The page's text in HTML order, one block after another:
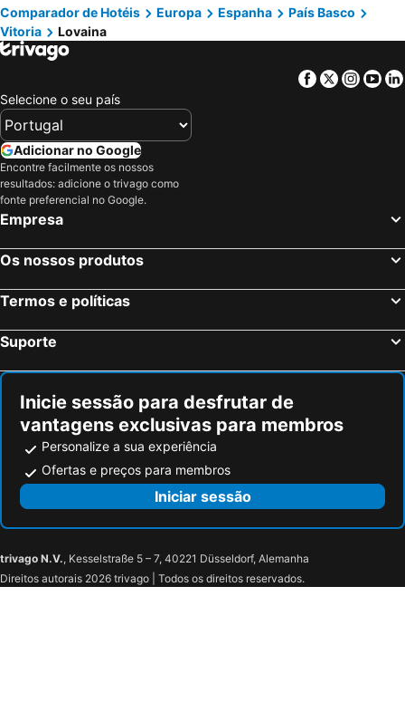
Estadio de San Mamés
Estación de esquí Alto Campoo
Donostiako
Estación de Esquí de Astún
Parque da Natureza de Cabárceno
Centro de Interpretación del Litoral
Las Arenas
Complejo kárstico de Orbaneja del Castillo
Casco Viejo
Parroquia de San Sebastián de Garabandal
Aramón-Panticosa
de Barro
Bardenas Reales
Bodegas Elciego-Marqués de Riscal
Catedral de Burgos
Conjunto Histórico de la Ciudad de Burgos
Txagorritxu
Passeio do Arenal
Altamira
Casco Antiguo
Playa La Concha
Estación de esquí de Candanchú
Plaza de Toros de Zaragoza
Adurtza
Ensanche
Lakua
Coronación
Lovaina
Ariznavarra
Feria Internacional El Arte de la Cerveza Sana
Los Arquillos
Plaza de la Virgen Blanca
Comparador de Hotéis Europa Espanha
País Basco
Vitoria
Lovaina
Facebook
Twitter
Selecione o seu país
Adicionar no Google
Encontre facilmente os nossos
resultados: adicione o trivago como
fonte preferencial no Google.
Empresa
Os nossos produtos
Termos e políticas
Suporte
Inicie sessão para desfrutar de
vantagens exclusivas para membros
Personalize a sua experiência
Ofertas e preços para membros
Iniciar sessão
trivago N.V., Kesselstraße 5 – 7, 40221 Düsseldorf, Alemanha
Direitos autorais 2026 trivago | Todos os direitos reservados.